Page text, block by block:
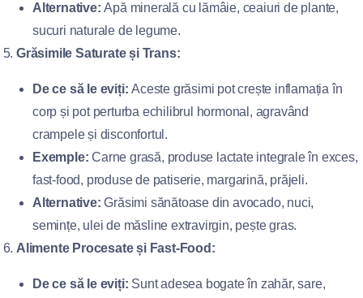
Alternative: Apă minerală cu lămâie, ceaiuri de plante,
sucuri naturale de legume.
Grăsimile Saturate și Trans:
De ce să le eviți: Aceste grăsimi pot crește inflamația în
corp și pot perturba echilibrul hormonal, agravând
crampele și disconfortul.
Exemple: Carne grasă, produse lactate integrale în exces,
fast-food, produse de patiserie, margarină, prăjeli.
Alternative: Grăsimi sănătoase din avocado, nuci,
semințe, ulei de măsline extravirgin, pește gras.
Alimente Procesate și Fast-Food:
De ce să le eviți: Sunt adesea bogate în zahăr, sare,